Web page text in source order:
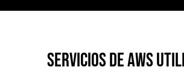
Servicios de AWS